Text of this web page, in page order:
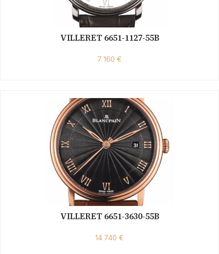
VILLERET 6651-1127-55B
7 160 €
VILLERET 6651-3630-55B
14 740 €